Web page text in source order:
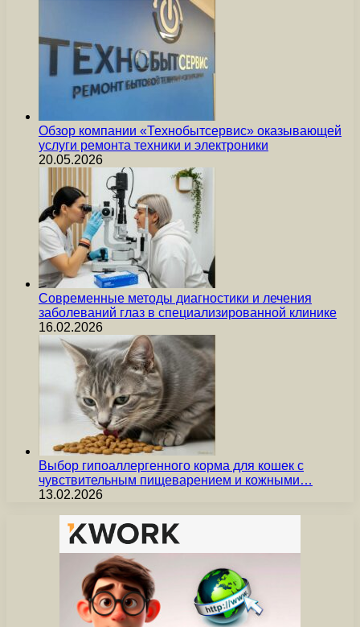
Обзор компании «Технобытсервис» оказывающей
услуги ремонта техники и электроники
20.05.2026
Современные методы диагностики и лечения
заболеваний глаз в специализированной клинике
16.02.2026
Выбор гипоаллергенного корма для кошек с
чувствительным пищеварением и кожными…
13.02.2026